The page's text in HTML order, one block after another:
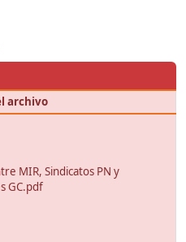
archivo
MIR, Sindicatos PN y
GC.pdf